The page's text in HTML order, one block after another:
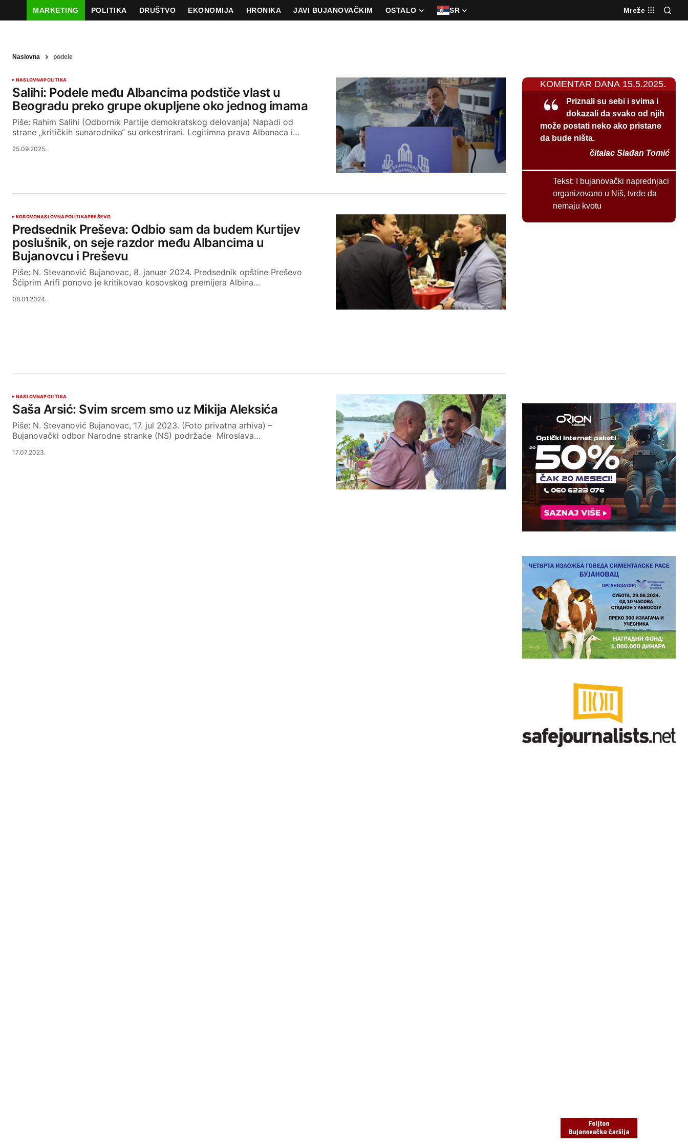
MARKETING POLITIKA DRUŠTVO EKONOMIJA HRONIKA JAVI BUJANOVAČKIM OSTALO SR Mreže
Naslovna podele
NASLOVNAPOLITIKA
Salihi: Podele među Albancima podstiče vlast u
Beogradu preko grupe okupljene oko jednog imama
Piše: Rahim Salihi (Odbornik Partije demokratskog delovanja) Napadi od
strane „kritičkih sunarodnika“ su orkestrirani. Legitimna prava Albanaca i…
25.09.2025.
KOSOVONASLOVNAPOLITIKAPREŠEVO
Predsednik Preševa: Odbio sam da budem Kurtijev
poslušnik, on seje razdor među Albancima u
Bujanovcu i Preševu
Piše: N. Stevanović Bujanovac, 8. januar 2024. Predsednik opštine Preševo
Šćiprim Arifi ponovo je kritikovao kosovskog premijera Albina…
08.01.2024.
NASLOVNAPOLITIKA
Saša Arsić: Svim srcem smo uz Mikija Aleksića
Piše: N. Stevanović Bujanovac, 17. jul 2023. (Foto privatna arhiva) –
Bujanovački odbor Narodne stranke (NS) podržaće Miroslava…
17.07.2023.
KOMENTAR DANA 15.5.2025.
Priznali su sebi i svima i
dokazali da svako od njih
može postati neko ako pristane
da bude ništa.
čitalac Slađan Tomić
Tekst:
I bujanovački naprednjaci
organizovano u Niš, tvrde da
nemaju kvotu